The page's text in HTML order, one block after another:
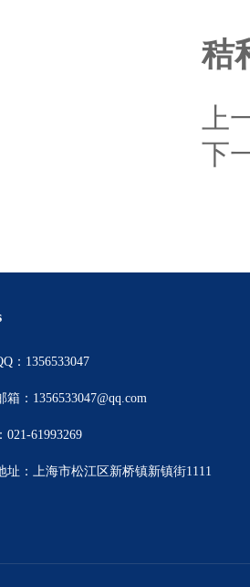
秸
上
下
：1356533047
箱：1356533047@qq.com
021-61993269
址：上海市松江区新桥镇新镇街1111